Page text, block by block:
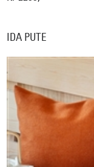
IDA PUTE